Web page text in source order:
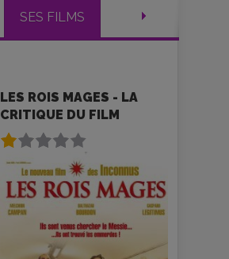
SES FILMS
LES ROIS MAGES - LA
CRITIQUE DU FILM